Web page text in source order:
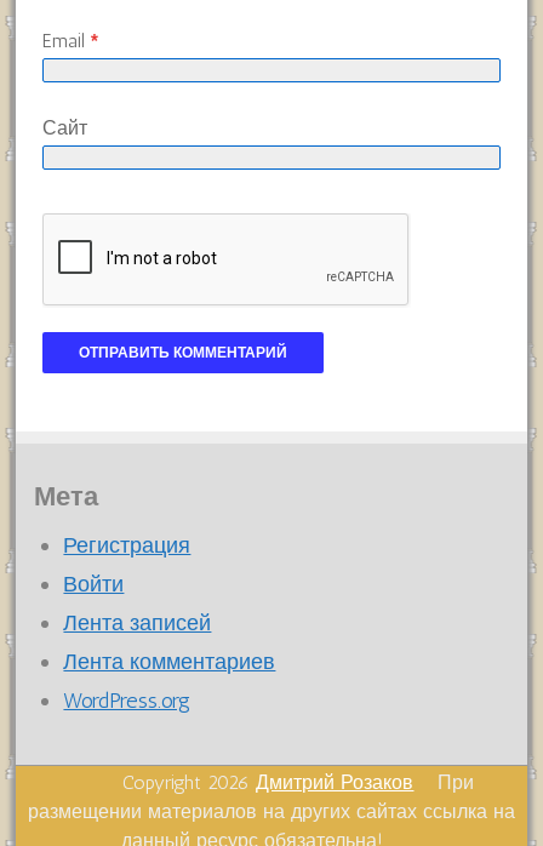
Email *
Сайт
Мета
Регистрация
Войти
Лента записей
Лента комментариев
WordPress.org
Copyright 2026Дмитрий Розаков При
размещении материалов на других сайтах ссылка на
данный ресурс обязательна!